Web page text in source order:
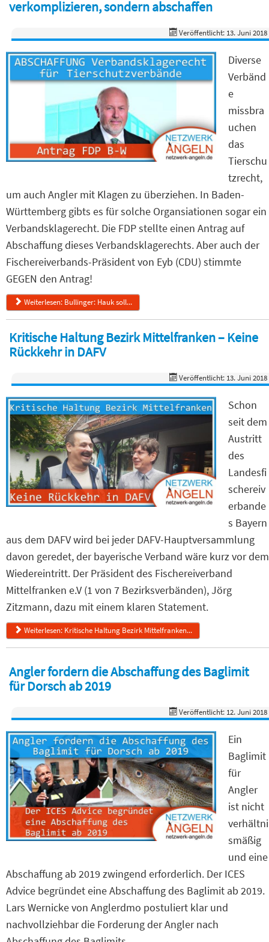
verkomplizieren, sondern abschaffen
Veröffentlicht: 13. Juni 2018
Diverse
Verbänd
e
missbra
uchen
das
Tierschu
tzrecht,
um auch Angler mit Klagen zu überziehen. In Baden-
Württemberg gibts es für solche Organsiationen sogar ein
Verbandsklagerecht. Die FDP stellte einen Antrag auf
Abschaffung dieses Verbandsklagerechts. Aber auch der
Fischereiverbands-Präsident von Eyb (CDU) stimmte
GEGEN den Antrag!
Weiterlesen: Bullinger: Hauk soll...
Kritische Haltung Bezirk Mittelfranken – Keine
Rückkehr in DAFV
Veröffentlicht: 13. Juni 2018
Schon
seit dem
Austritt
des
Landesfi
schereiv
erbande
s Bayern
aus dem DAFV wird bei jeder DAFV-Hauptversammlung
davon geredet, der bayerische Verband wäre kurz vor dem
Wiedereintritt. Der Präsident des Fischereiverband
Mittelfranken e.V (1 von 7 Bezirksverbänden), Jörg
Zitzmann, dazu mit einem klaren Statement.
Weiterlesen: Kritische Haltung Bezirk Mittelfranken...
Angler fordern die Abschaffung des Baglimit
für Dorsch ab 2019
Veröffentlicht: 12. Juni 2018
Ein
Baglimit
für
Angler
ist nicht
verhältni
smäßig
und eine
Abschaffung ab 2019 zwingend erforderlich. Der ICES
Advice begründet eine Abschaffung des Baglimit ab 2019.
Lars Wernicke von Anglerdmo postuliert klar und
nachvollziehbar die Forderung der Angler nach